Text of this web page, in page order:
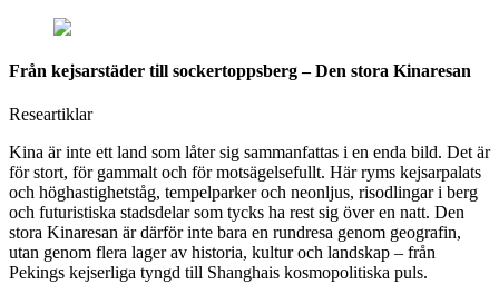
Från kejsarstäder till sockertoppsberg – Den stora Kinaresan
Researtiklar
Kina är inte ett land som låter sig sammanfattas i en enda bild. Det är
för stort, för gammalt och för motsägelsefullt. Här ryms kejsarpalats
och höghastighetståg, tempelparker och neonljus, risodlingar i berg
och futuristiska stadsdelar som tycks ha rest sig över en natt. Den
stora Kinaresan är därför inte bara en rundresa genom geografin,
utan genom flera lager av historia, kultur och landskap – från
Pekings kejserliga tyngd till Shanghais kosmopolitiska puls.